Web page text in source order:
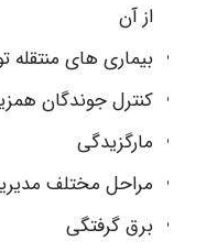
از آن
بیماری های
کنترل جوندگان
مارگزیدگی
مراحل مختلف
برق گرفتگی